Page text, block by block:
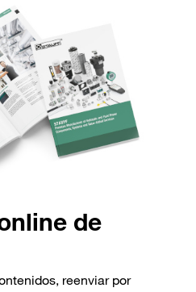
de
reenviar por